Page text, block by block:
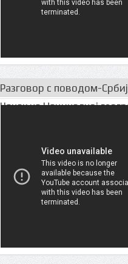
Разговор с поводом-
Чачак на Нациналној